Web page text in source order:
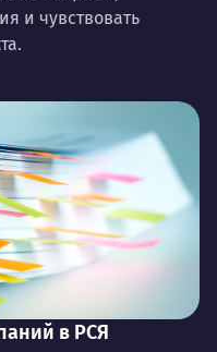
и чувствовать
в РСЯ